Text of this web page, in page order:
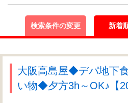
検索条件の変更 新着
大阪高島屋◆デパ地下
い物◆夕方3h～OK♪【